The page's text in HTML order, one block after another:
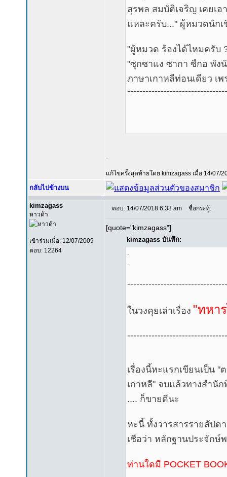
สุรพล สมบัติเจริญ เคยเ
แหละครับ..." ผู้หมวดนัก
"ผู้หมวด ร้องได้ไหมครับ
"ซุกซาแง ซากา ซืกอ พัง
ภาษาเกาหลีท่อนเดียว เ
แก้ไขครั้งสุดท้ายโดย kimzagass เมื่อ 14/07/
กลับไปข้างบน
kimzagass
หาวด้า
เข้าร่วมเมื่อ: 12/07/2009
ตอบ: 12264
ตอบ: 14/07/2018 6:33 am ชื่อกระทู้:
[quote="kimzagass"]
kimzagass บันทึก:
.
.
ในวงคุยเล่าเรื่อง "ทหา
เรื่องนี้หะแรกเขียนเป็น "
เกาหลี" จบแล้วทางสำนัก
.... ก็ขายดีนะ
หะนี้ ทั้งวารสารรายสัปด
เชือว่า หลักฐานประจักษ์
ท่านใดมี POCKET